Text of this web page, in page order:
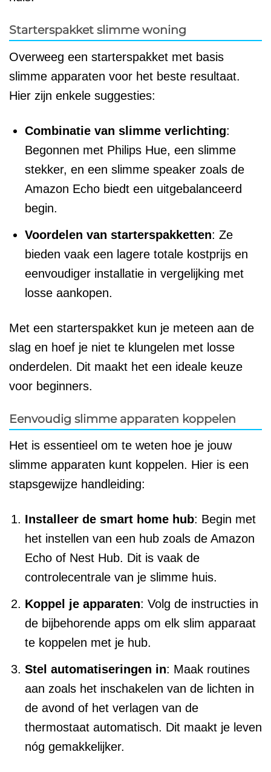
Starterspakket slimme woning
Overweeg een starterspakket met basis
slimme apparaten voor het beste resultaat.
Hier zijn enkele suggesties:
Combinatie van slimme verlichting:
Begonnen met Philips Hue, een slimme
stekker, en een slimme speaker zoals de
Amazon Echo biedt een uitgebalanceerd
begin.
Voordelen van starterspakketten: Ze
bieden vaak een lagere totale kostprijs en
eenvoudiger installatie in vergelijking met
losse aankopen.
Met een starterspakket kun je meteen aan de
slag en hoef je niet te klungelen met losse
onderdelen. Dit maakt het een ideale keuze
voor beginners.
Eenvoudig slimme apparaten koppelen
Het is essentieel om te weten hoe je jouw
slimme apparaten kunt koppelen. Hier is een
stapsgewijze handleiding:
Installeer de smart home hub: Begin met
het instellen van een hub zoals de Amazon
Echo of Nest Hub. Dit is vaak de
controlecentrale van je slimme huis.
Koppel je apparaten: Volg de instructies in
de bijbehorende apps om elk slim apparaat
te koppelen met je hub.
Stel automatiseringen in: Maak routines
aan zoals het inschakelen van de lichten in
de avond of het verlagen van de
thermostaat automatisch. Dit maakt je leven
nóg gemakkelijker.